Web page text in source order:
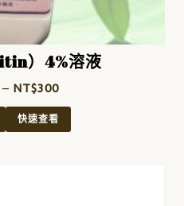
）4%溶液
NT$300
快速查看